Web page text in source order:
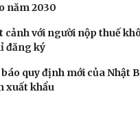
năm 2030
cảnh với người nộp thuế
đăng ký
quy định mới của Nhật
xuất khẩu